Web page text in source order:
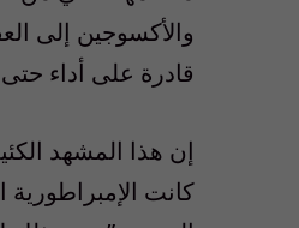
والأكسوجين إلى
قادرة على أداء
كانت